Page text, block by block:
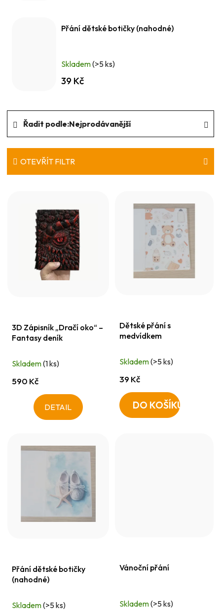
Přání dětské botičky (nahodné)
Skladem(>5 ks)
39 Kč
Ř
a
z
e
n
Řadit podle:Nejprodávanější
OTEVŘÍT FILTR
u
k
ů
3D Zápisník „Dračí oko“ –
Fantasy deník
Skladem(1 ks)
590 Kč
DETAIL
Dětské přání s
medvídkem
Skladem(>5 ks)
39 Kč
DO KOŠÍKU
Přání dětské botičky
(nahodné)
Skladem(>5 ks)
Vánoční přání
Skladem(>5 ks)